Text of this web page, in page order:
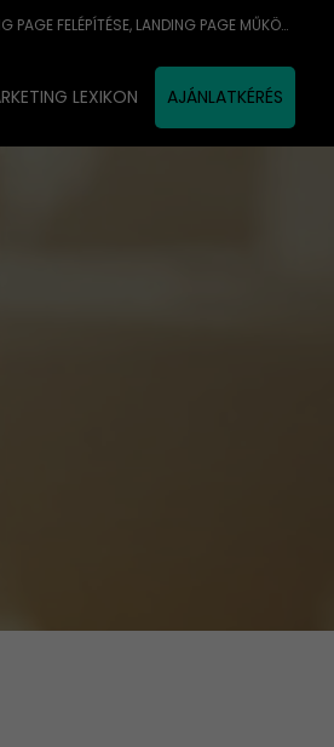
LANDING PAGE DEFINÍCIÓJA, LANDING PAGE FAJTÁI, LANDING PAGE FELÉPÍTÉSE, LANDING PAGE MŰKÖDÉSE, LANDING PAGE OPTIMALIZÁLÁSA
LEXIKON AJÁNLATKÉRÉS